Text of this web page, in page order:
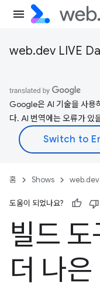
web.dev LIVE
Google은 AI 기술을 사용
다. AI 번역에는 오류가 있
홈 Shows web.dev
도움이 되었나요?
빌드
더 나